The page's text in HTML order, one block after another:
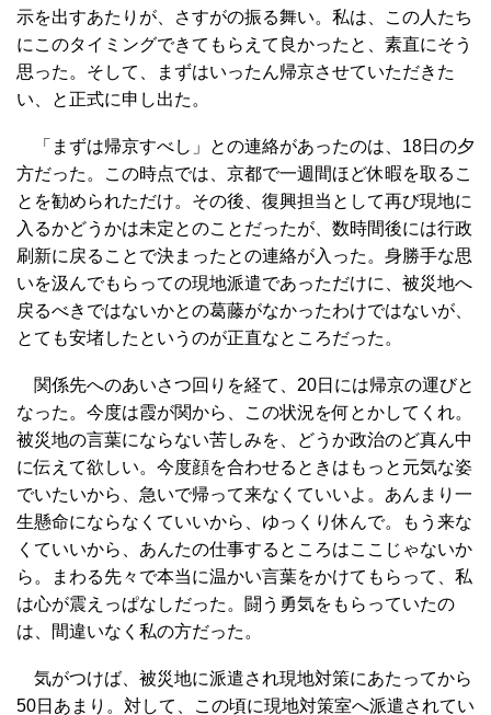
示を出すあたりが、さすがの振る舞い。私は、この人たち
にこのタイミングできてもらえて良かったと、素直にそう
思った。そして、まずはいったん帰京させていただきた
い、と正式に申し出た。
「まずは帰京すべし」との連絡があったのは、18日の夕
方だった。この時点では、京都で一週間ほど休暇を取るこ
とを勧められただけ。その後、復興担当として再び現地に
入るかどうかは未定とのことだったが、数時間後には行政
刷新に戻ることで決まったとの連絡が入った。身勝手な思
いを汲んでもらっての現地派遣であっただけに、被災地へ
戻るべきではないかとの葛藤がなかったわけではないが、
とても安堵したというのが正直なところだった。
関係先へのあいさつ回りを経て、20日には帰京の運びと
なった。今度は霞が関から、この状況を何とかしてくれ。
被災地の言葉にならない苦しみを、どうか政治のど真ん中
に伝えて欲しい。今度顔を合わせるときはもっと元気な姿
でいたいから、急いで帰って来なくていいよ。あんまり一
生懸命にならなくていいから、ゆっくり休んで。もう来な
くていいから、あんたの仕事するところはここじゃないか
ら。まわる先々で本当に温かい言葉をかけてもらって、私
は心が震えっぱなしだった。闘う勇気をもらっていたの
は、間違いなく私の方だった。
気がつけば、被災地に派遣され現地対策にあたってから
50日あまり。対して、この頃に現地対策室へ派遣されてい